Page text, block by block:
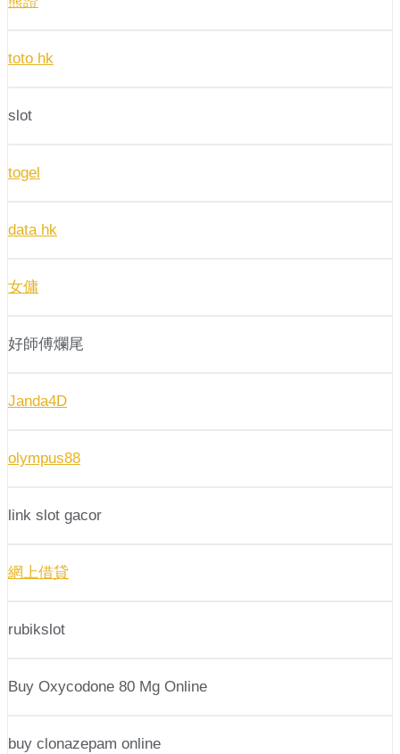
toto hk
slot
togel
data hk
女傭
好師傅爛尾
Janda4D
olympus88
link slot gacor
網上借貸
rubikslot
Buy Oxycodone 80 Mg Online
buy clonazepam online